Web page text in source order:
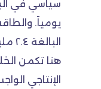
البالغة ٢.٤ مليون.
هنا تكمن
الإنتاجي